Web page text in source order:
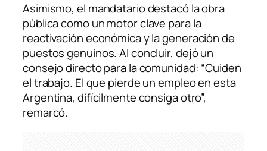
Asimismo, el mandatario destacó la obra
pública como un motor clave para la
reactivación económica y la generación de
puestos genuinos. Al concluir, dejó un
consejo directo para la comunidad: “Cuiden
el trabajo. El que pierde un empleo en esta
Argentina, difícilmente consiga otro”,
remarcó.